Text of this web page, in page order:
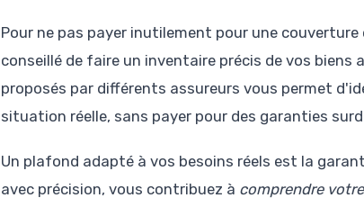
Pour ne pas payer inutilement pour une
conseillé de faire un inventaire précis de vos biens
proposés par différents assureurs vous permet
situation réelle, sans payer pour des garanties
Un plafond adapté à vos besoins réels est la
avec précision, vous contribuez à comprendre